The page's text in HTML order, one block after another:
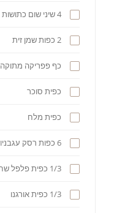
4 שיני שום כתושות
2 כפות שמן זית
כף פפריקה מתוקה
כפית סוכר
כפית מלח
6 כפות רסק עגבניות
1/3 כפית פלפל שחור
1/3 כפית אורגנו